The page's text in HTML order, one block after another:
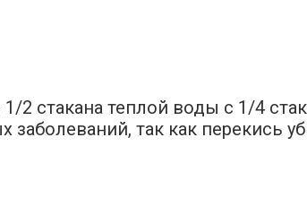
2 стакана теплой воды с 1/4
так как перекись